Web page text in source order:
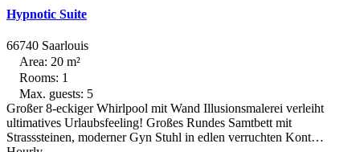
Hypnotic Suite
66740 Saarlouis
Area: 20 m²
Rooms: 1
Max. guests: 5
Großer 8-eckiger Whirlpool mit Wand Illusionsmalerei verleiht
ultimatives Urlaubsfeeling! Großes Rundes Samtbett mit
Strasssteinen, moderner Gyn Stuhl in edlen verruchten Kont…